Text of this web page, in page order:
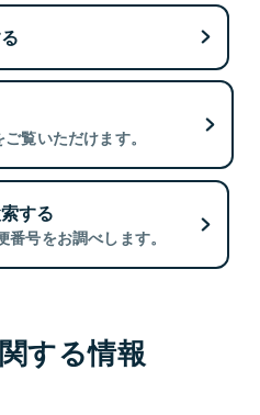
覧いただけます。
する
号をお調べします。
する情報